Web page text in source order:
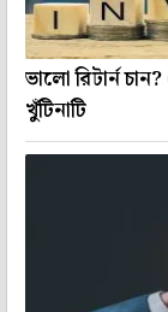
ভালো রিটার্ন
খুঁটিনাটি